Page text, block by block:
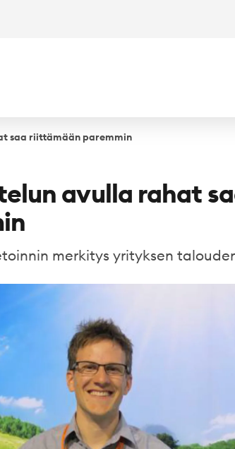
saa riittämään paremmin
avulla rahat
merkitys yrityksen